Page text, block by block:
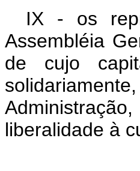
IX - os
Assembléia
de cujo
liberalidade à